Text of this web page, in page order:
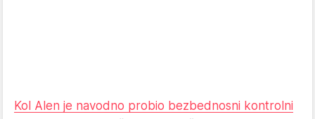
Kol Alen je navodno probio bezbednosni kontrolni